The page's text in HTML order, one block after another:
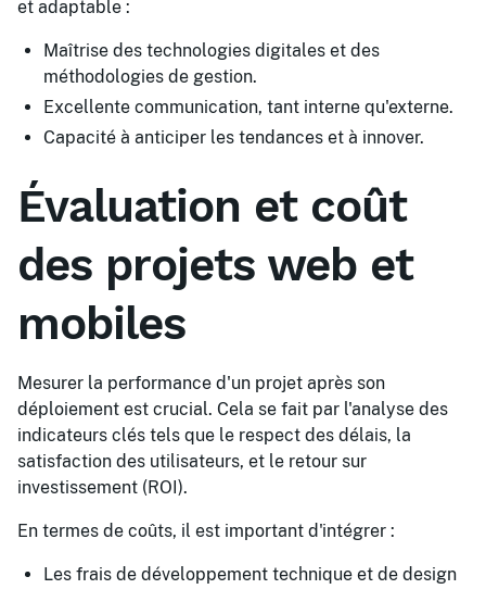
et adaptable :
Maîtrise des technologies digitales et des
méthodologies de gestion.
Excellente communication, tant interne qu'externe.
Capacité à anticiper les tendances et à innover.
Évaluation et coût
des projets web et
mobiles
Mesurer la performance d'un projet après son
déploiement est crucial. Cela se fait par l'analyse des
indicateurs clés tels que le respect des délais, la
satisfaction des utilisateurs, et le retour sur
investissement (ROI).
En termes de coûts, il est important d'intégrer :
Les frais de développement technique et de design